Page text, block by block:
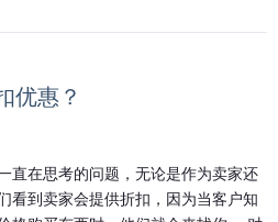
优惠？
直在思考的问题，无论是作为卖家还
看到卖家会提供折扣，因为当客户知